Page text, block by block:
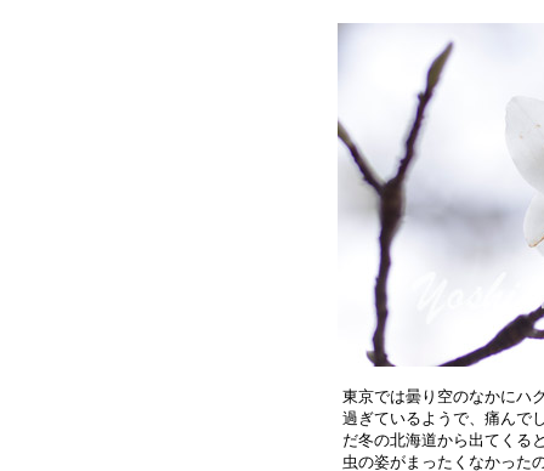
東京では曇り空のなかにハ
過ぎているようで、痛んで
だ冬の北海道から出てくる
虫の姿がまったくなかった